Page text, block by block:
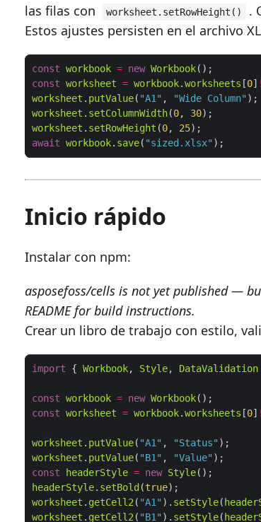
las filas con
worksheet.setRowHeight() .
Estos ajustes persisten en el archivo
const workbook = new Workbook
const worksheet = workbook.worksheets [0] !
worksheet . putValue( "A1" , "Wide Column"
worksheet . setColumnWidth(0, 30
worksheet . setRowHeight (0, 25
await workbook. save( "sized.xlsx"
Inicio rápido
Instalar con npm:
asposefoss/cells is not yet published —
README for build instructions.
Crear un libro de trabajo con estilo,
import { Workbook, Style, DataValidation
const workbook = new Workbook
const worksheet = workbook.worksheets [0] !
worksheet . putValue( "A1" , "Status"
worksheet . putValue( "B1" , "Value"
const
headerStyle = new Style
headerStyle. setBold (true
worksheet . getCell2 ( "A1" ). setStyle(
worksheet . getCell2 ( "B1" ). setStyle(